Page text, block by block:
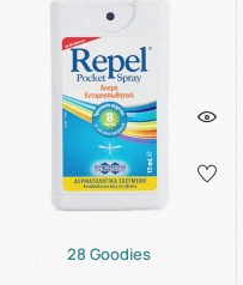
28 Goodies